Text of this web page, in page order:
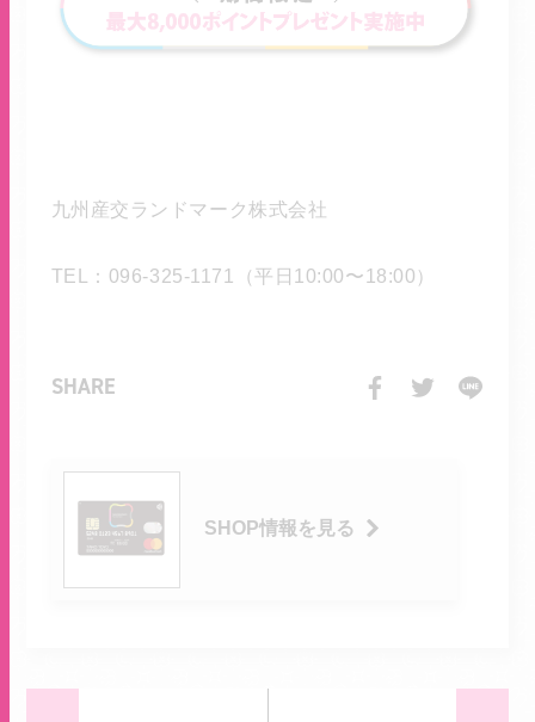
九州産交ランドマーク株式会社
TEL：096-325-1171（平日10:00〜18:00）
SHARE
SHOP情報を見る